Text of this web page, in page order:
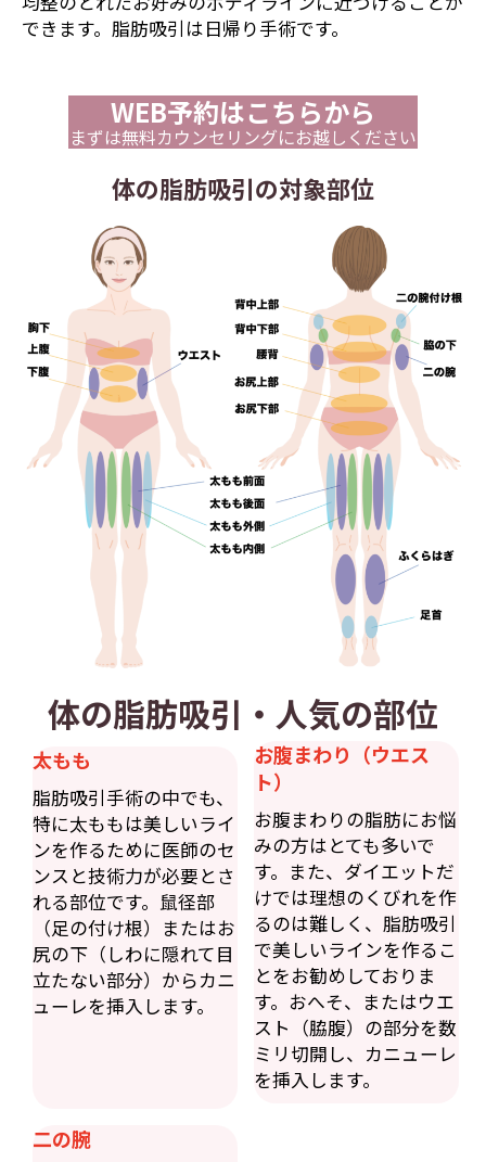
できます。脂肪吸引は日帰り手術です。
WEB予約はこちらから
まずは無料カウンセリングにお越しください
体の脂肪吸引の対象部位
体の脂肪吸引・人気の部位
太もも
脂肪吸引手術の中でも、
特に太ももは美しいライ
ンを作るために医師のセ
ンスと技術力が必要とさ
れる部位です。鼠径部
（足の付け根）またはお
尻の下（しわに隠れて目
立たない部分）からカニ
ューレを挿入します。
お腹まわり（ウエス
ト）
お腹まわりの脂肪にお悩
みの方はとても多いで
す。また、ダイエットだ
けでは理想のくびれを作
るのは難しく、脂肪吸引
で美しいラインを作るこ
とをお勧めしておりま
す。おへそ、またはウエ
スト（脇腹）の部分を数
ミリ切開し、カニューレ
を挿入します。
二の腕